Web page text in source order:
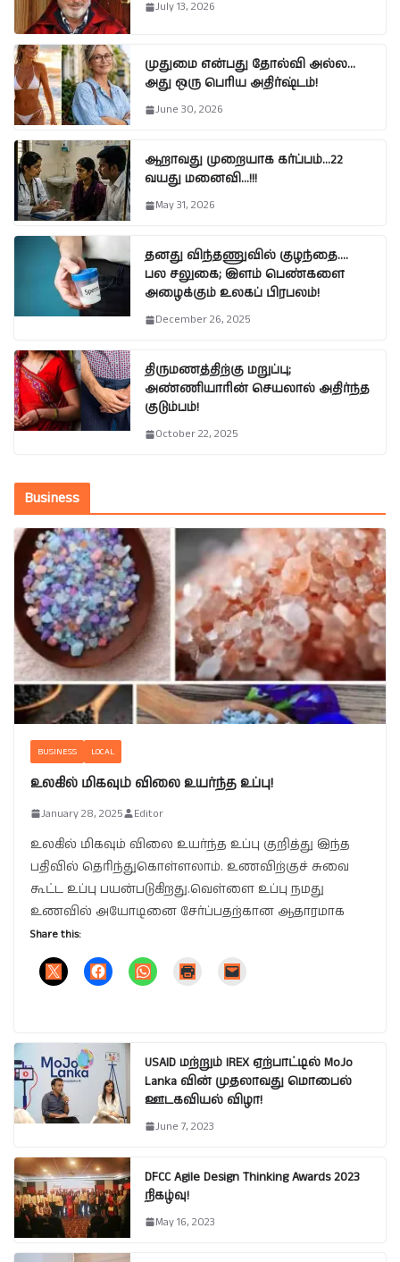
July 13, 2026
முதுமை என்பது தோல்வி அல்ல…
அது ஒரு பெரிய அதிர்ஷ்டம்!
June 30, 2026
ஆறாவது முறையாக கர்ப்பம்…22
வயது மனைவி…!!!
May 31, 2026
தனது விந்தணுவில் குழந்தை….
பல சலுகை; இளம் பெண்களை
அழைக்கும் உலகப் பிரபலம்!
December 26, 2025
திருமணத்திற்கு மறுப்பு;
அண்ணியாரின் செயலால் அதிர்ந்த
குடும்பம்!
October 22, 2025
Business
BUSINESS LOCAL
உலகில் மிகவும் விலை உயர்ந்த உப்பு!
January 28, 2025 Editor
உலகில் மிகவும் விலை உயர்ந்த உப்பு குறித்து இந்த
பதிவில் தெரிந்துகொள்ளலாம். உணவிற்குச் சுவை
கூட்ட உப்பு பயன்படுகிறது.வெள்ளை உப்பு நமது
உணவில் அயோடினை சேர்ப்பதற்கான ஆதாரமாக
Share this:
USAID மற்றும் IREX ஏற்பாட்டில் MoJo
Lanka வின் முதலாவது மொபைல்
ஊடகவியல் விழா!
June 7, 2023
DFCC Agile Design Thinking Awards 2023
நிகழ்வு!
May 16, 2023